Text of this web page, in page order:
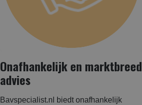
Onafhankelijk en marktbreed
advies
Bavspecialist.nl biedt onafhankelijk